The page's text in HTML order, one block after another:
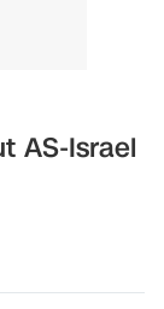
AS-Israel